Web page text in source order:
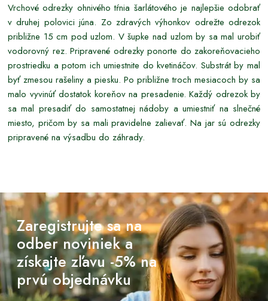
Vrchové odrezky ohnivého tŕnia šarlátového je najlepšie odobrať
v druhej polovici júna. Zo zdravých výhonkov odrežte odrezok
približne 15 cm pod uzlom. V šupke nad uzlom by sa mal urobiť
vodorovný rez. Pripravené odrezky ponorte do zakoreňovacieho
prostriedku a potom ich umiestnite do kvetináčov. Substrát by mal
byť zmesou rašeliny a piesku. Po približne troch mesiacoch by sa
malo vyvinúť dostatok koreňov na presadenie. Každý odrezok by
sa mal presadiť do samostatnej nádoby a umiestniť na slnečné
miesto, pričom by sa mali pravidelne zalievať. Na jar sú odrezky
pripravené na výsadbu do záhrady.
Zaregistrujte sa na
odber noviniek a
získajte zľavu -5% na
prvú objednávku